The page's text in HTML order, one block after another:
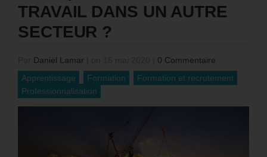
TRAVAIL DANS UN AUTRE
SECTEUR ?
Daniel Lamar
0 Commentaire
Apprentissage
Formation
Formation et recrutement
Professionnalisation